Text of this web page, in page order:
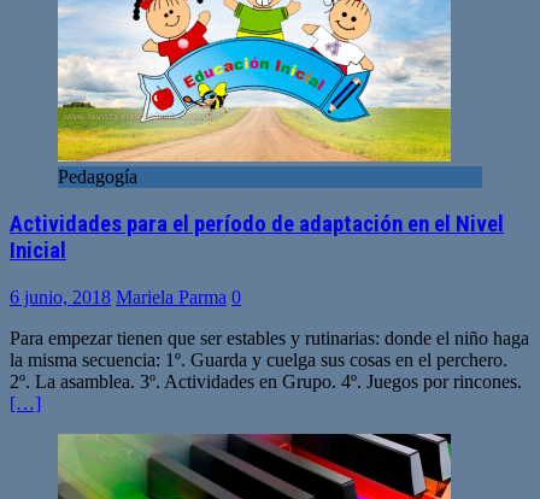
Pedagogía
Actividades para el período de adaptación en el Nivel
Inicial
6 junio, 2018 Mariela Parma 0
Para empezar tienen que ser estables y rutinarias: donde el niño haga
la misma secuencia: 1º. Guarda y cuelga sus cosas en el perchero.
2º. La asamblea. 3º. Actividades en Grupo. 4º. Juegos por rincones.
[…]